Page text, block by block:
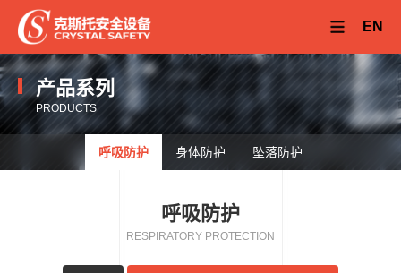
EN
产品系列
PRODUCTS
呼吸防护 身体防护 坠落防护
呼吸防护
RESPIRATORY PROTECTION